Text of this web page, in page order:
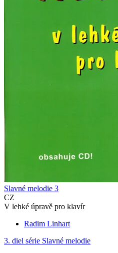
Slavné melodie 3
CZ
V lehké úpravě pro klavír
Radim Linhart
3. diel série Slavné melodie